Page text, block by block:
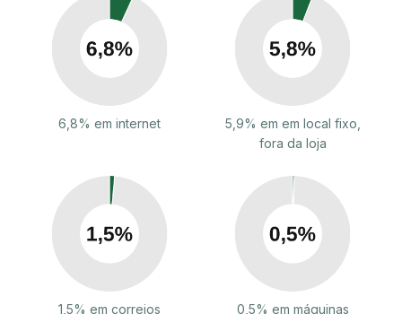
6,8% em internet
5,9% em em local fixo,
fora da loja
1,5% em correios 0,5% em máquinas